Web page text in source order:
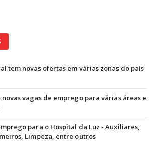
tem novas ofertas em várias zonas do país
novas vagas de emprego para várias áreas e
para o Hospital da Luz - Auxiliares,
Limpeza, entre outros